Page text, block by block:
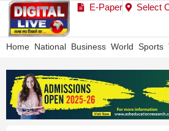
E-Paper Select
Home National Business World Sports